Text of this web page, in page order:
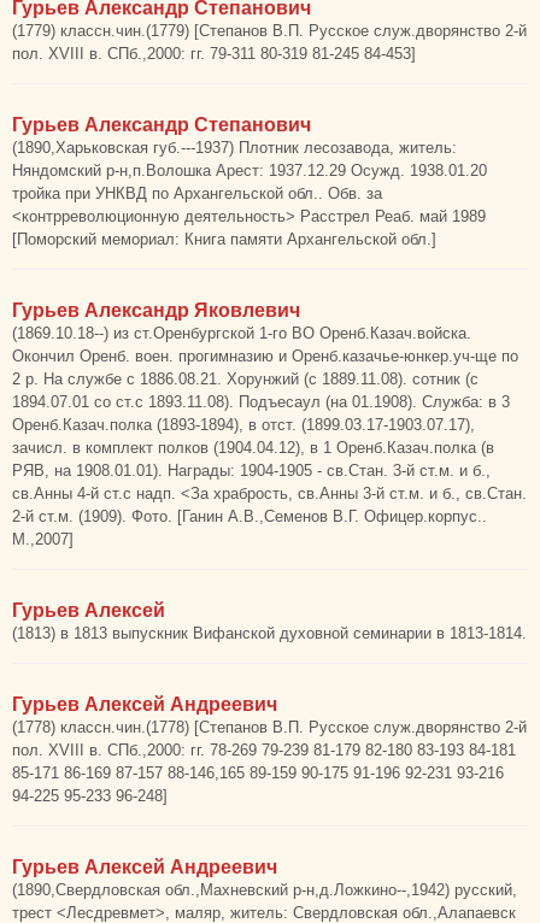
Гурьев Александр Степанович
(1779) классн.чин.(1779) [Степанов В.П. Русское служ.дворянство 2-й
пол. XVIII в. СПб.,2000: гг. 79-311 80-319 81-245 84-453]
Гурьев Александр Степанович
(1890,Харьковская губ.---1937) Плотник лесозавода, житель:
Няндомский р-н,п.Волошка Арест: 1937.12.29 Осужд. 1938.01.20
тройка при УНКВД по Архангельской обл.. Обв. за
<контрреволюционную деятельность> Расстрел Реаб. май 1989
[Поморский мемориал: Книга памяти Архангельской обл.]
Гурьев Александр Яковлевич
(1869.10.18--) из ст.Оренбургской 1-го ВО Оренб.Казач.войска.
Окончил Оренб. воен. прогимназию и Оренб.казачье-юнкер.уч-ще по
2 р. На службе с 1886.08.21. Хорунжий (с 1889.11.08). сотник (с
1894.07.01 со ст.с 1893.11.08). Подъесаул (на 01.1908). Служба: в 3
Оренб.Казач.полка (1893-1894), в отст. (1899.03.17-1903.07.17),
зачисл. в комплект полков (1904.04.12), в 1 Оренб.Казач.полка (в
РЯВ, на 1908.01.01). Награды: 1904-1905 - св.Стан. 3-й ст.м. и б.,
св.Анны 4-й ст.с надп. <За храбрость, св.Анны 3-й ст.м. и б., св.Стан.
2-й ст.м. (1909). Фото. [Ганин А.В.,Семенов В.Г. Офицер.корпус..
М.,2007]
Гурьев Алексей
(1813) в 1813 выпускник Вифанской духовной семинарии в 1813-1814.
Гурьев Алексей Андреевич
(1778) классн.чин.(1778) [Степанов В.П. Русское служ.дворянство 2-й
пол. XVIII в. СПб.,2000: гг. 78-269 79-239 81-179 82-180 83-193 84-181
85-171 86-169 87-157 88-146,165 89-159 90-175 91-196 92-231 93-216
94-225 95-233 96-248]
Гурьев Алексей Андреевич
(1890,Свердловская обл.,Махневский р-н,д.Ложкино--,1942) русский,
трест <Лесдревмет>, маляр, житель: Свердловская обл.,Алапаевск